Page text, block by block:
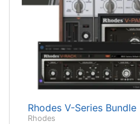
Rhodes V-Series Bundle
Rhodes